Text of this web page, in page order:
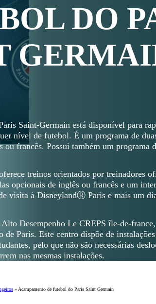
DO
Saint-Germain está disponível para
nível de futebol. É um programa de
ou francês. Possui também um programa
treinos orientados por treinadores
opcionais de inglês ou francês e um
visita à DisneylandⓇ Paris e mais um
Desempenho Le CREPS île-de-
de Paris. Este centro dispõe de
pelo que não são necessárias
nas mesmas instalações.
» Acampamento de futebol do Paris Saint Germain